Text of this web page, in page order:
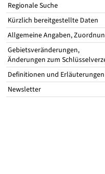
Regionale Suche
Kürzlich bereitgestellte Daten
Allgemeine Angaben,
Gebietsveränderungen,
Änderungen zum
Definitionen und Erläuterungen
Newsletter